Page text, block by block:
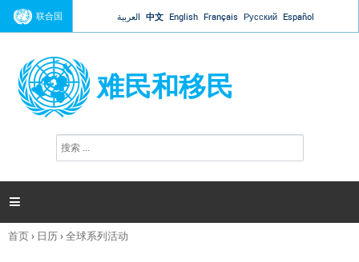
Jump to navigation
联合国 العربية 中文 English Français Русский Español
难民和移民
搜
索

你
首页› 日历›全球系列活动